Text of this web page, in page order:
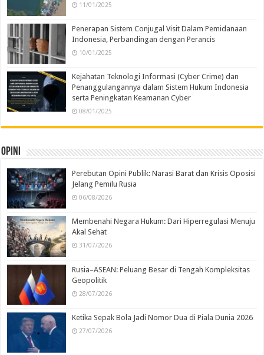
11/01/2025
Penerapan Sistem Conjugal Visit Dalam Pemidanaan
Indonesia, Perbandingan dengan Perancis
10/01/2025
Kejahatan Teknologi Informasi (Cyber Crime) dan
Penanggulangannya dalam Sistem Hukum Indonesia
serta Peningkatan Keamanan Cyber
08/01/2025
Opini
Perebutan Opini Publik: Narasi Barat dan Krisis Oposisi
Jelang Pemilu Rusia
06/08/2026
Membenahi Negara Hukum: Dari Hiperregulasi Menuju
Akal Sehat
31/07/2026
Rusia–ASEAN: Peluang Besar di Tengah Kompleksitas
Geopolitik
28/07/2026
Ketika Sepak Bola Jadi Nomor Dua di Piala Dunia 2026
27/07/2026